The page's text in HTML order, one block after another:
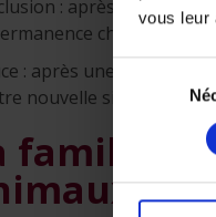
vous leur
Sélection
consentement
: après une
chez l’un des
: après une
nouvelle situation.
familiale